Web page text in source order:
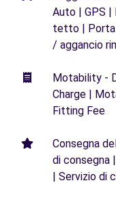
Auto | GPS
tetto | Porta
/ aggancio
Motability -
Charge |
Fitting Fee
Consegna
di consegna
| Servizio di